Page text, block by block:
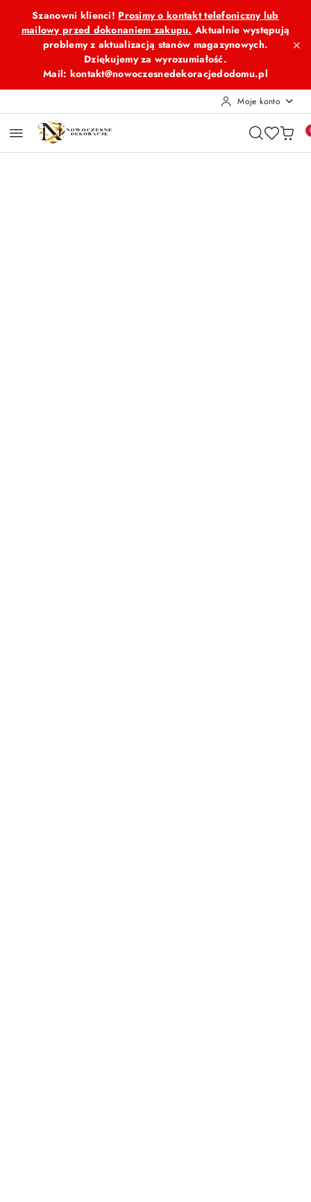
Przejdź do treści głównej
Przejdź do wyszukiwarki
Przejdź do moje konto
Przejdź do menu głównego
Przejdź do opisu produktu
Przejdź do stopki
Szanowni klienci! Prosimy o kontakt telefoniczny lub
mailowy przed dokonaniem zakupu. Aktualnie występują
problemy z aktualizacją stanów magazynowych.
Dziękujemy za wyrozumiałość.
Mail: kontakt@nowoczesnedekoracjedodomu.pl
Moje konto